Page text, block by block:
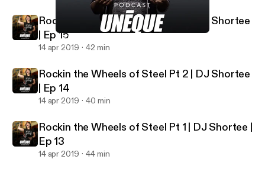
Inspiring Your Purpose | Gigi Bisong Ep 12
UNEQUE Stories
Rockin the Wheels of Steel Pt 3 | DJ Shortee
| Ep 15
14 apr 2019 42 min
Rockin the Wheels of Steel Pt 2 | DJ Shortee
| Ep 14
14 apr 2019 40 min
Rockin the Wheels of Steel Pt 1 | DJ Shortee |
Ep 13
14 apr 2019 44 min